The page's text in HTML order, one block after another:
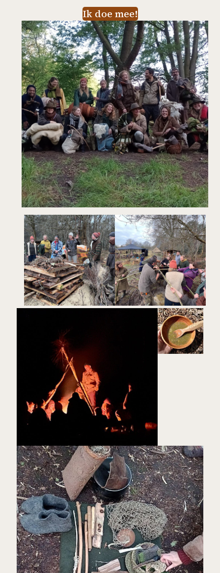
Ik doe mee!